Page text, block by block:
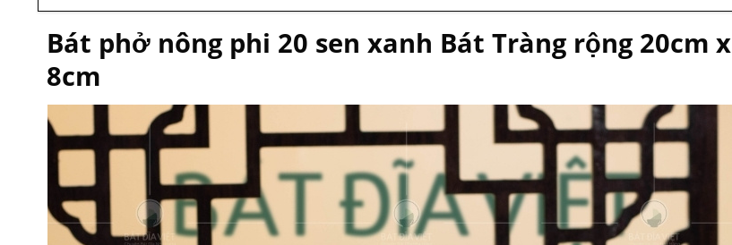
Bát phở nông phi 20 sen xanh Bát Tràng rộng 20cm x
8cm